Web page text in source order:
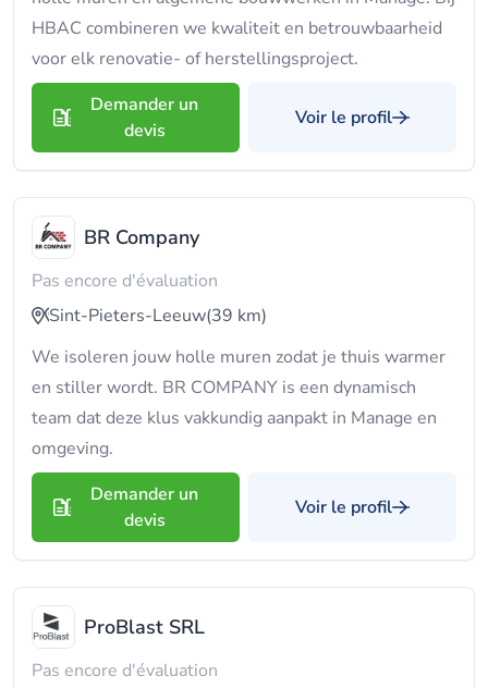
HBAC combineren we kwaliteit en betrouwbaarheid
voor elk renovatie- of herstellingsproject.
Demander un
devis
Voir le profil
BR Company
Pas encore d'évaluation
Sint-Pieters-Leeuw(39 km)
We isoleren jouw holle muren zodat je thuis warmer
en stiller wordt. BR COMPANY is een dynamisch
team dat deze klus vakkundig aanpakt in Manage en
omgeving.
Demander un
devis
Voir le profil
ProBlast SRL
Pas encore d'évaluation